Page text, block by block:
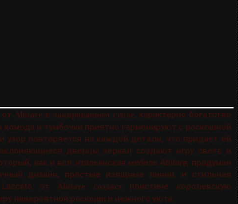
Abitare в лакированном стиле, характерно богатство
и тумбочки приятно гармонируют с роскошной
узор повторяется на каждой детали, что придает ей
дверцы зеркал создают игру света и
как и вся итальянская мебель Abitare, продуман
дизайн, простые изящные линии, и стильная
Laccato от Abitare создастпоистине королевскую
невероятной роскоши и нежного уюта.